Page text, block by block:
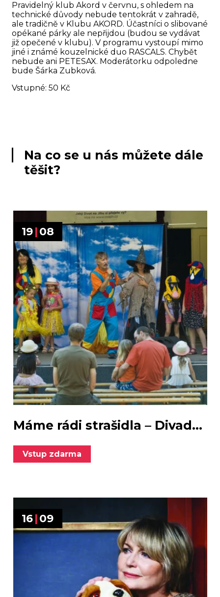
Pravidelný klub Akord v červnu, s ohledem na
technické důvody nebude tentokrát v zahradě,
ale tradičně v Klubu AKORD. Účastníci o slibované
opékané párky ale nepřijdou (budou se vydávat
již opečené v klubu). V programu vystoupí mimo
jiné i známé kouzelnické duo RASCALS. Chybět
nebude ani PETESAX. Moderátorku odpoledne
bude Šárka Zubková.
Vstupné: 50 Kč
Na co se u nás můžete dále
těšit?
19 |08
Máme rádi strašidla – Divad...
Vstup zdarma
16|09